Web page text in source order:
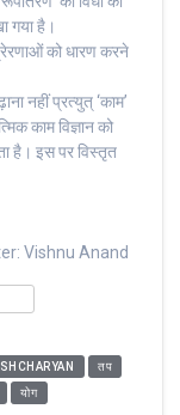
गया है।
को धारण करने
नहीं प्रत्युत् ‘काम’
काम विज्ञान को
है। इस पर विस्तृत
Vishnu Anand
तप
योग